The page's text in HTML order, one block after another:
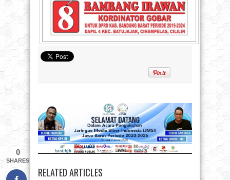
RELATED ARTICLES
0
SHARES